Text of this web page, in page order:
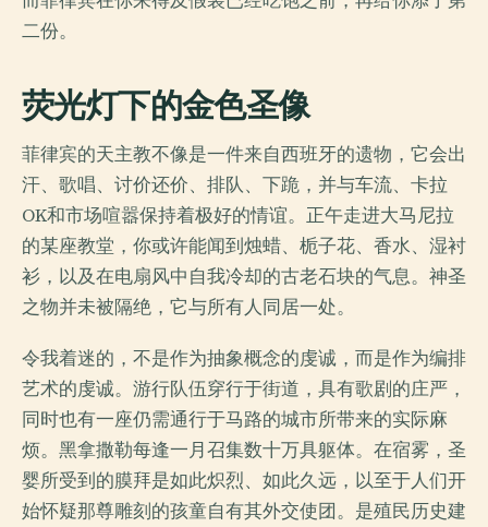
二份。
荧光灯下的金色圣像
菲律宾的天主教不像是一件来自西班牙的遗物，它会出
汗、歌唱、讨价还价、排队、下跪，并与车流、卡拉
OK和市场喧嚣保持着极好的情谊。正午走进大马尼拉
的某座教堂，你或许能闻到烛蜡、栀子花、香水、湿衬
衫，以及在电扇风中自我冷却的古老石块的气息。神圣
之物并未被隔绝，它与所有人同居一处。
令我着迷的，不是作为抽象概念的虔诚，而是作为编排
艺术的虔诚。游行队伍穿行于街道，具有歌剧的庄严，
同时也有一座仍需通行于马路的城市所带来的实际麻
烦。黑拿撒勒每逢一月召集数十万具躯体。在宿雾，圣
婴所受到的膜拜是如此炽烈、如此久远，以至于人们开
始怀疑那尊雕刻的孩童自有其外交使团。是殖民历史建